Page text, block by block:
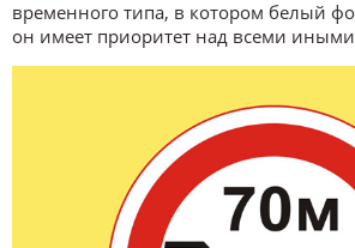
временного типа, в котором белый
он имеет приоритет над всеми